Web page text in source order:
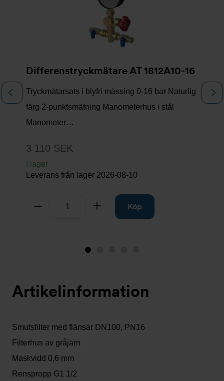
Differenstryckmätare AT 1812A10-16
Tryckmätarsats i blyfri mässing 0-16 bar Naturlig
färg 2-punktsmätning Manometerhus i stål
Manometer…
3 110 SEK
I lager
Leverans från lager 2026-08-10
Ta bort Lägg tillKöp
Föregående
Bild
nu)
Artikelinformation
Smutsfilter med flänsar DN100, PN16
Filterhus av gråjärn
Maskvidd 0,6 mm
Renspropp G1 1/2